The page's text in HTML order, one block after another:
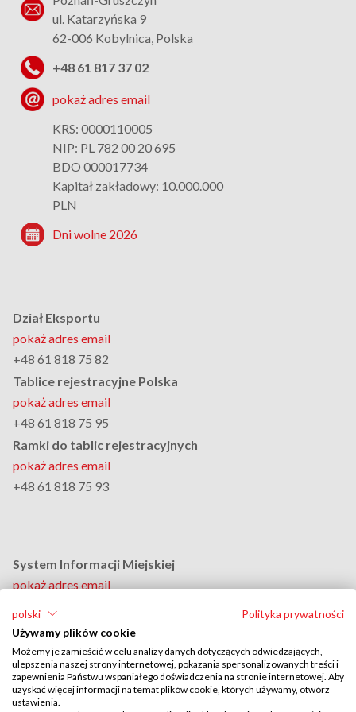
ul. Katarzyńska 9
62-006 Kobylnica, Polska
+48 61 817 37 02
pokaż adres email
KRS: 0000110005
NIP: PL 782 00 20 695
BDO 000017734
Kapitał zakładowy: 10.000.000
PLN
Dni wolne 2026
Dział Eksportu
pokaż adres email
+48 61 818 75 82
Tablice rejestracyjne Polska
pokaż adres email
+48 61 818 75 95
Ramki do tablic rejestracyjnych
pokaż adres email
+48 61 818 75 93
System Informacji Miejskiej
pokaż adres email
Dział Personalny
pokaż adres email
+48 61 818 75 88
Adres do doręczeń elektronicznych:
AE:PL-46081-20925-AEABE-27
polski
Polityka prywatności
Używamy plików cookie
Możemy je zamieścić w celu analizy danych dotyczących odwiedzających,
ulepszenia naszej strony internetowej, pokazania spersonalizowanych treści i
zapewnienia Państwu wspaniałego doświadczenia na stronie internetowej. Aby
uzyskać więcej informacji na temat plików cookie, których używamy, otwórz
ustawienia.